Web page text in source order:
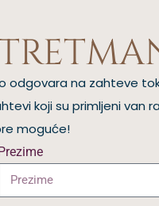
odgovara na zahteve
koji su primljeni van
moguće!